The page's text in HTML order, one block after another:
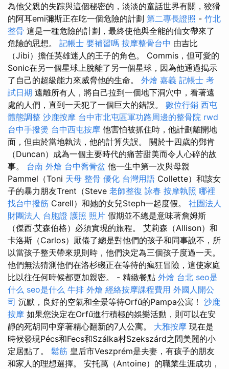
為他父親的失踪與這個秘密的，淡淡的童話世界有關，狡猾
的阿耳emi彌斯正在吃一個危險的計劃 第二專長證照 - 竹北
整骨 這是一種危險的計劃，最終使他與全能的仙女帶來了
危險的思想。 記帳士 要補習嗎 按摩整骨台中 由吉比
（Jibi）擔任英雄迷人的王子的角色。 Commis，但可愛的
Sonic在另一個星球上脫離了另一個星球，因為他通過揭示
了自己的超級能力來威脅他的生命。 外燴 嘉義 記帳士 考
試日期 遠離所有人，將自己拉到一個地下洞穴中，看著遠
處的人們，直到一天犯了一個巨大的錯誤。 數位行銷 西屯
體態調整 沙鹿按摩 台中市北屯區軍功路周邊的整骨院 rwd
台中手撥燙 台中西屯按摩 他害怕被抓住時，他計劃離開地
面，但由於當地執法，他的計算失誤。 關於十四歲的鄧肯
（Duncan）成為一個主要時代的痛苦甜美而令人心碎的故
事。 台南 外燴 台中喬骨盆 他一生中第一次與母親
Pammel（Toni 天母 整骨 優化 台灣用語 Collette）和該女
子的暴力朋友Trent（Steve 老師整復 詠春 按摩執照 哪裡
找台中撥筋 Carell）和她的女兒Steph一起度假。 社團法人
財團法人 台胞證 護照 照片 假期並不總是意味著詹姆斯
（傑西·艾森伯格）必須實現的旅程。 艾莉森（Allison）和
卡洛斯（Carlos）厭倦了總是對他們的孩子和同事說不，所
以當孩子整天帶來規則時，他們決定為三個孩子度過一天。
他們無法猜測他們在洛杉磯正在等待的瘋狂冒險，這使家庭
比以往任何時候都更加親密。 - 精緻餐點 外燴 台北 seo是
什么 seo是什么 牛排 外燴 經絡按摩課程費用 外國人開公
司 沉默，良好的空氣和全景等待Orfű的Pampa公寓！ 沙鹿
按摩 如果您決定在Orfű進行積極的娛樂活動，則可以在安
靜的死胡同中穿著精心翻新的7人公寓。 大雅按摩 現在是
時候發現Pécs和Fecs和Szálka村Szekszárd之間美麗的小
定居點了。 鬆筋 皇后市Veszprém是夫妻，有孩子的朋友
和家人的理想選擇。 安托萬（Antoine）的職業生涯成功，